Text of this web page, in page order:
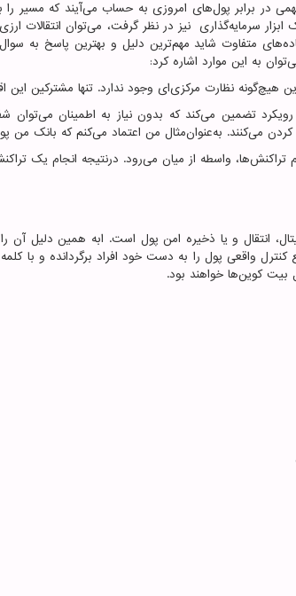
در برابر پول‌های امروزی به حساب می‌آیند که مسیر
سرمایه‌گذاری نیز در نظر گرفت، می‌توان انتقالات
متفاوت شاید مهم‌ترین دلیل و بهترین پاسخ به
به این موارد اشاره کرد:
هیچ‌گونه نظارت مرکزی‌ای وجود ندارد. تنها مشترکین
تضمین می‌کند که بدون نیاز به اطمینان می‌توان
کردن می‌کنند. به‌عنوان‌مثال من اعتماد می‌کنم که بانک
تراکنش‌ها، واسطه از میان می‌رود. درنتیجه انجام یک
انتقال و یا ذخیره امن پول است. ابه همین دلیل آن
واقعی پول را به دست خود افراد برگردانده و با
بیت کوین‌ها خواهند بود.